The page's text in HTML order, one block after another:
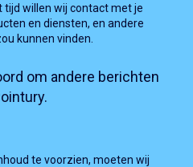
tijd willen wij contact met je
en diensten, en andere
kunnen vinden.
om andere berichten
te voorzien, moeten wij